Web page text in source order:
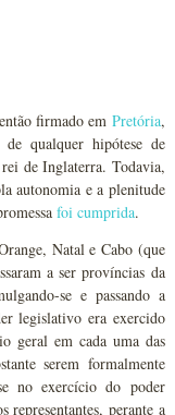
então firmado em Pretória,
qualquer hipótese de
de Inglaterra. Todavia,
autonomia e a plenitude
foi cumprida.
Natal e Cabo (que
a ser províncias da
se e passando a
legislativo era exercido
geral em cada uma das
serem formalmente
no exercício do poder
representantes, perante a